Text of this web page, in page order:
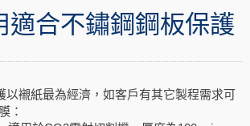
適合不鏽鋼鋼板保護
以襯紙最為經濟，如客戶有其它製程需求可
：